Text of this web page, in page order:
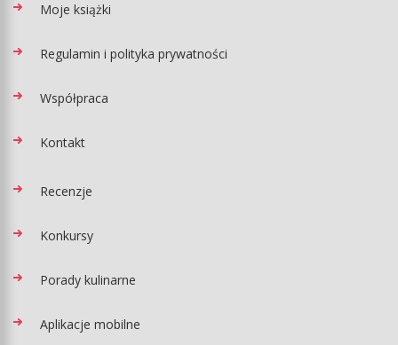
Moje książki
Regulamin i polityka prywatności
Współpraca
Kontakt
Recenzje
Konkursy
Porady kulinarne
Aplikacje mobilne